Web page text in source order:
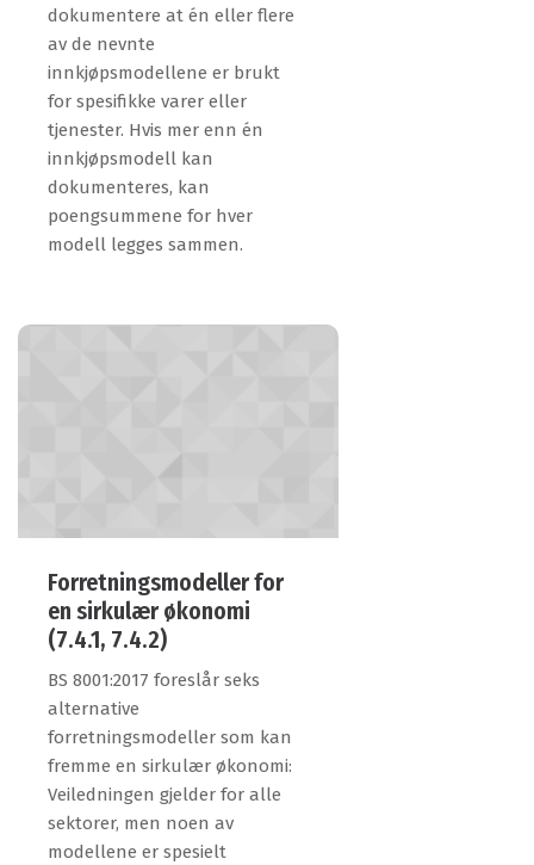
dokumentere at én eller flere
av de nevnte
innkjøpsmodellene er brukt
for spesifikke varer eller
tjenester. Hvis mer enn én
innkjøpsmodell kan
dokumenteres, kan
poengsummene for hver
modell legges sammen.
Forretningsmodeller for
en sirkulær økonomi
(7.4.1, 7.4.2)
BS 8001:2017 foreslår seks
alternative
forretningsmodeller som kan
fremme en sirkulær økonomi:
Veiledningen gjelder for alle
sektorer, men noen av
modellene er spesielt